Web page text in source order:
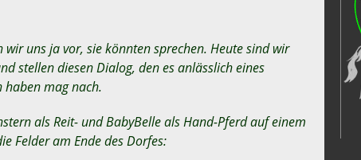
wir uns ja vor, sie könnten sprechen. Heute sind wir
stellen diesen Dialog, den es anlässlich eines
haben mag nach.
als Reit- und BabyBelle als Hand-Pferd auf einem
Felder am Ende des Dorfes: